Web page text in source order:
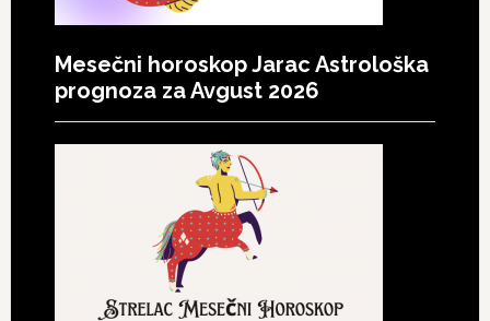
Mesečni horoskop Jarac Astrološka
prognoza za Avgust 2026